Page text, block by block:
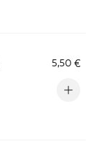
5,50 €